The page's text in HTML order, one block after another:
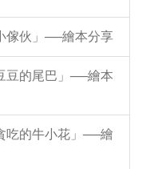
傢伙」──繪本分享
豆的尾巴」──繪本
吃的牛小花」──繪